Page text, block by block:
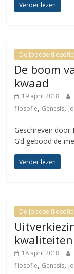
Verder lezen
De Joodse filosofie
De boom
kwaad
19 april 2018
filosofie, Genesis,
Geschreven door
G’d gebood de
Verder lezen
De Joodse filosofie
kwaliteiten
18 april 2018
filosofie, Genesis,